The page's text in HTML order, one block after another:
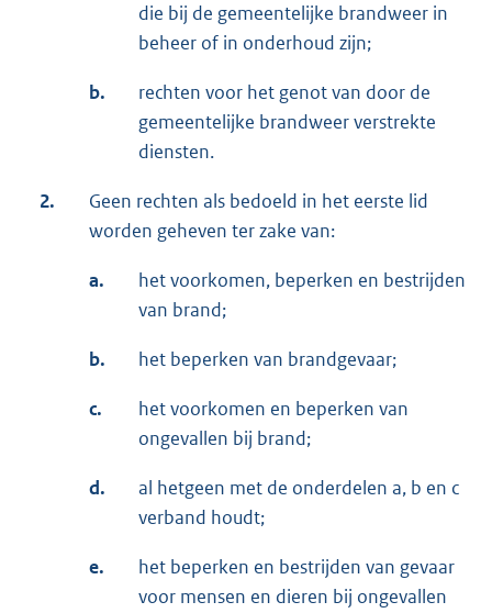
die bij de gemeentelijke brandweer in
beheer of in onderhoud zijn;
b.
rechten voor het genot van door de
gemeentelijke brandweer verstrekte
diensten.
2.
Geen rechten als bedoeld in het eerste lid
worden geheven ter zake van:
a.
het voorkomen, beperken en bestrijden
van brand;
b. het beperken van brandgevaar;
c.
het voorkomen en beperken van
ongevallen bij brand;
d.
al hetgeen met de onderdelen a, b en c
verband houdt;
e.
het beperken en bestrijden van gevaar
voor mensen en dieren bij ongevallen